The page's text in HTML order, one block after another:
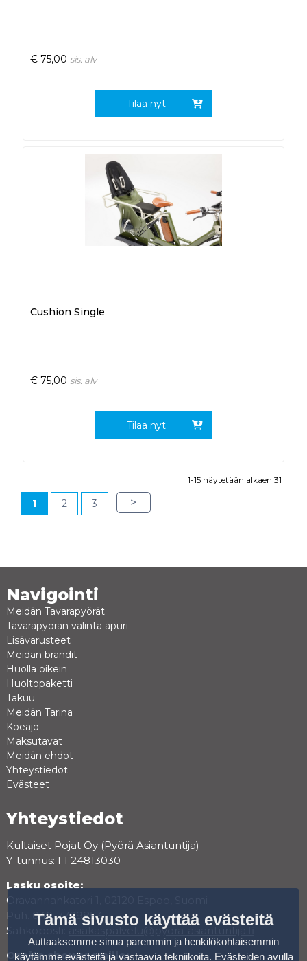
€ 75,00 sis. alv
Tilaa nyt
Cushion Single
€ 75,00 sis. alv
Tilaa nyt
1-15 näytetään alkaen 31
1 2 3 >
Navigointi
Meidän Tavarapyörät
Tavarapyörän valinta apuri
Lisävarusteet
Meidän brandit
Huolla oikein
Huoltopaketti
Takuu
Meidän Tarina
Koeajo
Maksutavat
Meidän ehdot
Yhteystiedot
Evästeet
Yhteystiedot
Kultaiset Pojat Oy (Pyörä Asiantuntija)
Y-tunnus: FI 24813030
Lasku osoite:
Oravannahkatori 1, 02120 Espoo, Suomi
Puh. 040-7709853
Sähköposti:
asiakaspalvelu@pyora-asiantuntija.fi
Osoite showroomille:
Tämä sivusto käyttää evästeitä
Auttaaksemme sinua paremmin ja henkilökohtaisemmin
käytämme evästeitä ja vastaavia tekniikoita. Evästeiden avulla